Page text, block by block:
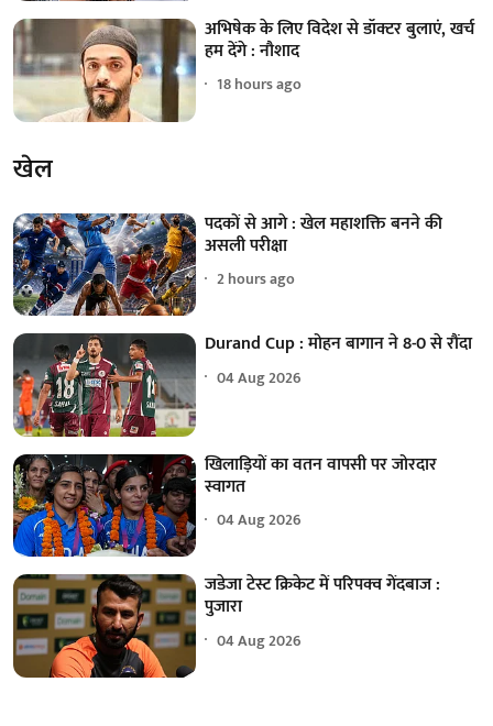
अभिषेक के लिए विदेश से डॉक्टर बुलाएं, खर्च
हम देंगे : नौशाद
18 hours ago
खेल
पदकों से आगे : खेल महाशक्ति बनने की
असली परीक्षा
2 hours ago
Durand Cup : मोहन बागान ने 8-0 से रौंदा
04 Aug 2026
खिलाड़ियों का वतन वापसी पर जोरदार
स्वागत
04 Aug 2026
जडेजा टेस्ट क्रिकेट में परिपक्व गेंदबाज :
पुजारा
04 Aug 2026